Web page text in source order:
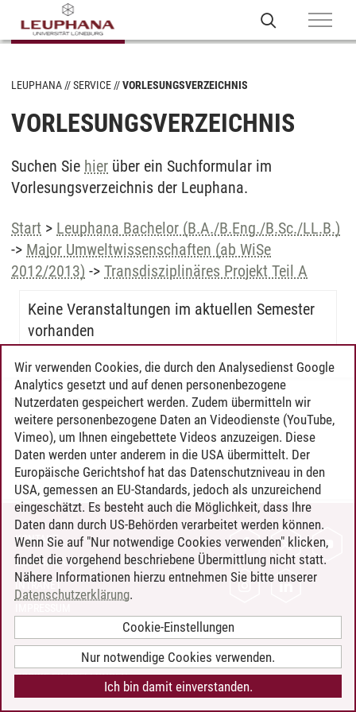
LEUPHANA SERVICE VORLESUNGSVERZEICHNIS
VORLESUNGSVERZEICHNIS
Suchen Sie hier über ein Suchformular im
Vorlesungsverzeichnis der Leuphana.
Start > Leuphana Bachelor (B.A./B.Eng./B.Sc./LL.B.)
-> Major Umweltwissenschaften (ab WiSe
2012/2013) -> Transdisziplinäres Projekt Teil A
Keine Veranstaltungen im aktuellen Semester
vorhanden
Timo Leder/30.06.2024
KONTAKT
LEUPHANA ALS ARBEITGEBER
INTRANET
BARRIEREFREIHEIT
COOKIE-EINSTELLUNGEN
Wir verwenden Cookies, die durch den Analysedienst Google
Analytics gesetzt und auf denen personenbezogene
Nutzerdaten gespeichert werden. Zudem übermitteln wir
weitere personenbezogene Daten an Videodienste (YouTube,
Vimeo), um Ihnen eingebettete Videos anzuzeigen. Diese
Daten werden unter anderem in die USA übermittelt. Der
Europäische Gerichtshof hat das Datenschutzniveau in den
USA, gemessen an EU-Standards, jedoch als unzureichend
eingeschätzt. Es besteht auch die Möglichkeit, dass Ihre
Daten dann durch US-Behörden verarbeitet werden können.
Wenn Sie auf "Nur notwendige Cookies verwenden" klicken,
findet die vorgehend beschriebene Übermittlung nicht statt.
Nähere Informationen hierzu entnehmen Sie bitte unserer
Datenschutzerklärung.
Cookie-Einstellungen
Nur notwendige Cookies verwenden.
Ich bin damit einverstanden.